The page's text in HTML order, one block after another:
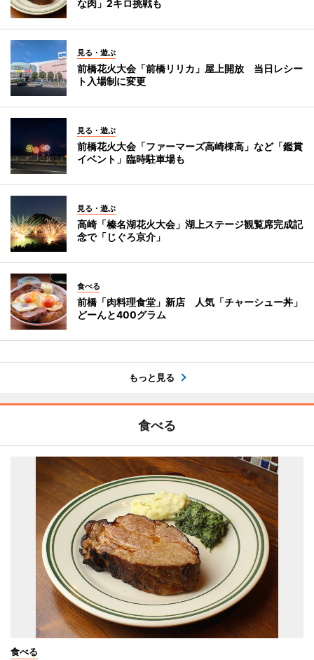
な肉」2キロ挑戦も
見る・遊ぶ
前橋花火大会「前橋リリカ」屋上開放 当日レシー
ト入場制に変更
見る・遊ぶ
前橋花火大会「ファーマーズ高崎棟高」など「鑑賞
イベント」臨時駐車場も
見る・遊ぶ
高崎「榛名湖花火大会」湖上ステージ観覧席完成記
念で「じぐろ京介」
食べる
前橋「肉料理食堂」新店 人気「チャーシュー丼」
どーんと400グラム
もっと見る
食べる
食べる